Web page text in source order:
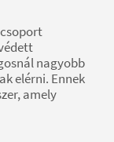
nagyobb
elérni. Ennek
amely